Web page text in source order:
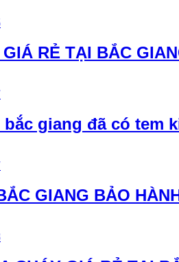
RẺ TẠI BẮC
giang đã có tem
GIANG BẢO